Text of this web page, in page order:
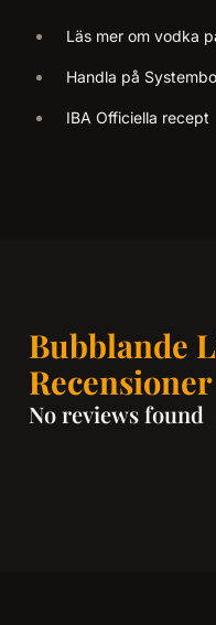
Läs mer om vodka
Handla på
IBA Officiella recept
Bubblande
Recensioner
No reviews found